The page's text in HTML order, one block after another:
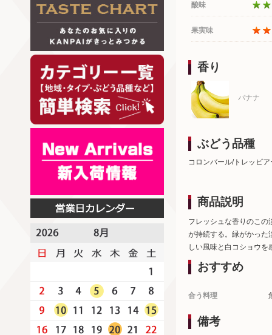
酸味
果実味
香り
バナナ
ぶどう品種
コロンバール/トレッビ
商品説明
フレッシュな香りのこの
が持続する。緑がかった
しい風味と白コショウを
おすすめ
合う料理
備考